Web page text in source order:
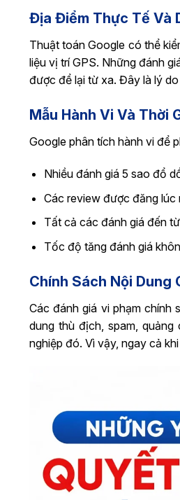
Địa Điểm Thực Tế Và
Thuật toán Google có thể
liệu vị trí GPS. Những đánh
được để lại từ xa. Đây là lý
Mẫu Hành Vi Và Thời
Google phân tích hành vi để
Nhiều đánh giá 5 sao đổ
Các review được đăng lúc
Tất cả các đánh giá đến
Tốc độ tăng đánh giá
Chính Sách Nội Dung
Các đánh giá vi phạm
dung thù địch, spam,
nghiệp đó. Vì vậy, ngay cả